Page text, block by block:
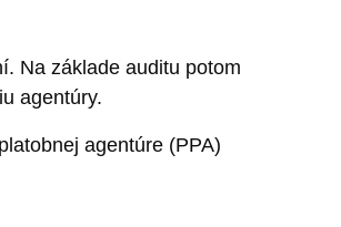
Na základe auditu potom
agentúry.
agentúre (PPA)